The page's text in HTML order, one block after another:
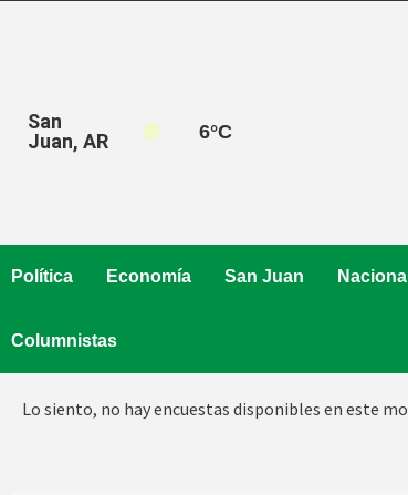
San
Juan, AR
6°C
Política Economía San Juan
Columnistas
Lo siento, no hay encuestas disponibles en este